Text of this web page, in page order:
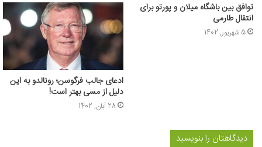
توافق بین باشگاه میلان و پورتو برای
انتقال طارمی
5 شهریور, 1402
ادعای جالب فرگوسن؛ رونالدو به این
دلیل از مسی بهتر است!
28 آبان, 1402
دیدگاهتان را بنویسید